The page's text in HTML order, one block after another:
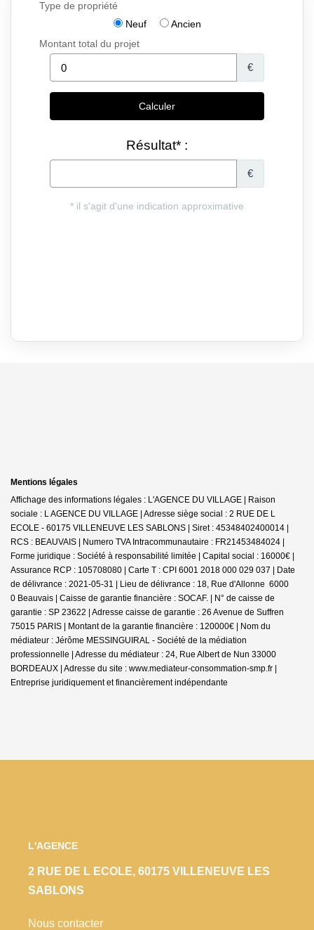
Mentions légales
Affichage des informations légales : L'AGENCE DU VILLAGE | Raison
sociale : L AGENCE DU VILLAGE | Adresse siège social : 2 RUE DE L
ECOLE - 60175 VILLENEUVE LES SABLONS | Siret : 45348402400014 |
RCS : BEAUVAIS | Numero TVA Intracommunautaire : FR21453484024 |
Forme juridique : Société à responsabilité limitée | Capital social : 16000€ |
Assurance RCP : 105708080 | Carte T : CPI 6001 2018 000 029 037 | Date
de délivrance : 2021-05-31 | Lieu de délivrance : 18, Rue d'Allonne 6000
0 Beauvais | Caisse de garantie financière : SOCAF. | N° de caisse de
garantie : SP 23622 | Adresse caisse de garantie : 26 Avenue de Suffren
75015 PARIS | Montant de la garantie financière : 120000€ | Nom du
médiateur : Jérôme MESSINGUIRAL - Société de la médiation
professionnelle | Adresse du médiateur : 24, Rue Albert de Nun 33000
BORDEAUX | Adresse du site : www.mediateur-consommation-smp.fr |
Entreprise juridiquement et financièrement indépendante
L'AGENCE
2 RUE DE L ECOLE, 60175 VILLENEUVE LES
SABLONS
Nous contacter